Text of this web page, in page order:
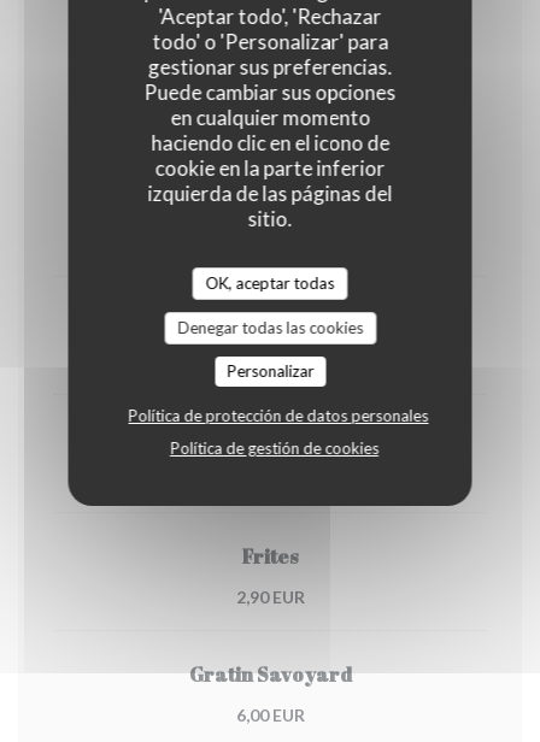
'Aceptar todo', 'Rechazar
todo' o 'Personalizar' para
gestionar sus preferencias.
Puede cambiar sus opciones
en cualquier momento
haciendo clic en el icono de
cookie en la parte inferior
izquierda de las páginas del
sitio.
OK, aceptar todas
Denegar todas las cookies
Personalizar
Política de protección de datos personales
Política de gestión de cookies
25,00 EUR
SUPPLEMENTS
Charcuterie
Raclette
10,00 EUR
1/2 Reblochon
Frites
2,90 EUR
Gratin Savoyard
6,00 EUR